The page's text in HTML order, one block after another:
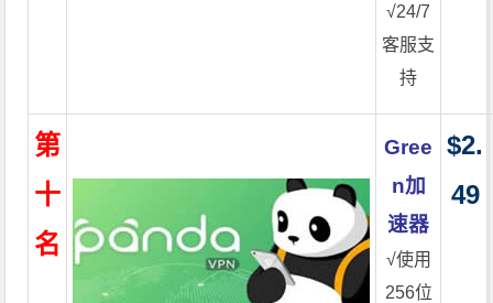
√24/7
客服支
持
第
十
名
Gree
n加
速器
√使用
256位
$2.
49